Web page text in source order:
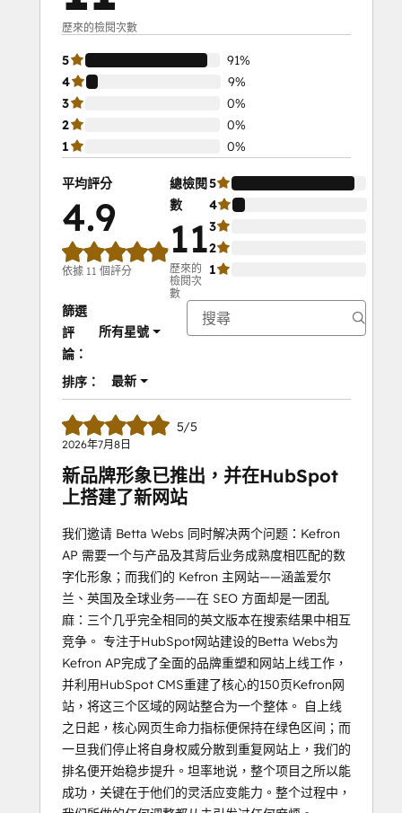
歷來的檢閱次數
5
91%
4
9%
3
0%
2
0%
1
0%
平均評分
4.9
依據 11 個評分
總檢閱
數
11
歷來的
檢閱次
數
5
4
3
2
1
篩選
評
論：
所有星號
排序： 最新
5/5
2026年7月8日
新品牌形象已推出，并在HubSpot
上搭建了新网站
我们邀请 Betta Webs 同时解决两个问题：Kefron
AP 需要一个与产品及其背后业务成熟度相匹配的数
字化形象；而我们的 Kefron 主网站——涵盖爱尔
兰、英国及全球业务——在 SEO 方面却是一团乱
麻：三个几乎完全相同的英文版本在搜索结果中相互
竞争。 专注于HubSpot网站建设的Betta Webs为
Kefron AP完成了全面的品牌重塑和网站上线工作，
并利用HubSpot CMS重建了核心的150页Kefron网
站，将这三个区域的网站整合为一个整体。 自上线
之日起，核心网页生命力指标便保持在绿色区间；而
一旦我们停止将自身权威分散到重复网站上，我们的
排名便开始稳步提升。坦率地说，整个项目之所以能
成功，关键在于他们的灵活应变能力。整个过程中，